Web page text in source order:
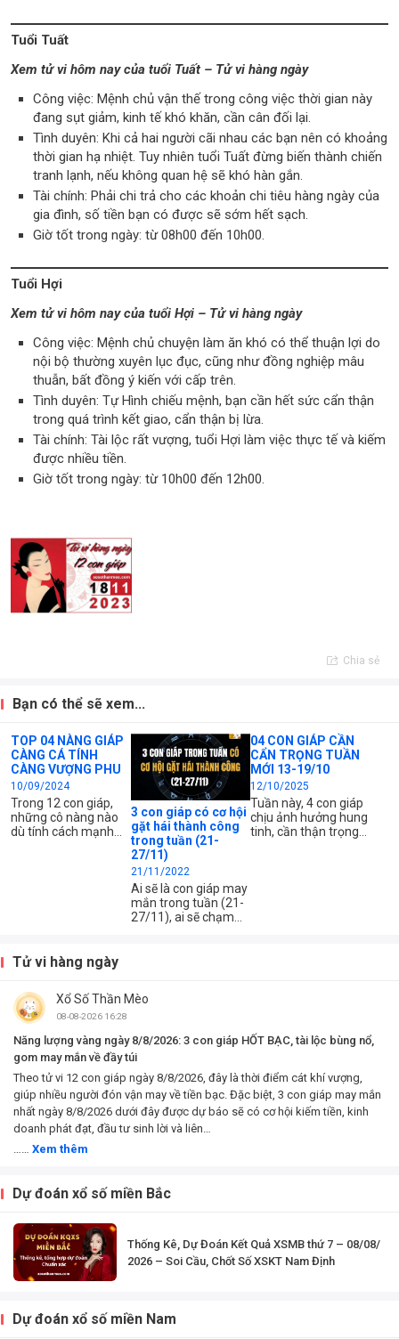
Tuổi Tuất
Xem tử vi hôm nay của tuổi Tuất – Tử vi hàng ngày
Công việc: Mệnh chủ vận thế trong công việc thời gian này
đang sụt giảm, kinh tế khó khăn, cần cân đối lại.
Tình duyên: Khi cả hai người cãi nhau các bạn nên có khoảng
thời gian hạ nhiệt. Tuy nhiên tuổi Tuất đừng biến thành chiến
tranh lạnh, nếu không quan hệ sẽ khó hàn gắn.
Tài chính: Phải chi trả cho các khoản chi tiêu hàng ngày của
gia đình, số tiền bạn có được sẽ sớm hết sạch.
Giờ tốt trong ngày: từ 08h00 đến 10h00.
Tuổi Hợi
Xem tử vi hôm nay của tuổi Hợi – Tử vi hàng ngày
Công việc: Mệnh chủ chuyện làm ăn khó có thể thuận lợi do
nội bộ thường xuyên lục đục, cũng như đồng nghiệp mâu
thuẫn, bất đồng ý kiến với cấp trên.
Tình duyên: Tự Hình chiếu mệnh, bạn cần hết sức cẩn thận
trong quá trình kết giao, cẩn thận bị lừa.
Tài chính: Tài lộc rất vượng, tuổi Hợi làm việc thực tế và kiếm
được nhiều tiền.
Giờ tốt trong ngày: từ 10h00 đến 12h00.
Chia sẻ
Bạn có thể sẽ xem...
TOP 04 NÀNG GIÁP
CÀNG CÁ TÍNH
CÀNG VƯỢNG PHU
10/09/2024
Trong 12 con giáp,
những cô nàng nào
dù tính cách mạnh
3 con giáp có cơ hội
gặt hái thành công
trong tuần (21-
27/11)
21/11/2022
Ai sẽ là con giáp may
mắn trong tuần (21-
27/11), ai sẽ chạm
04 CON GIÁP CẦN
CẨN TRỌNG TUẦN
MỚI 13-19/10
12/10/2025
Tuần này, 4 con giáp
chịu ảnh hưởng hung
tinh, cần thận trọng
Tử vi hàng ngày
Xổ Số Thần Mèo
08-08-2026 16:28
Năng lượng vàng ngày 8/8/2026: 3 con giáp HỐT BẠC, tài lộc bùng nổ,
gom may mắn về đầy túi
Theo tử vi 12 con giáp ngày 8/8/2026, đây là thời điểm cát khí vượng,
giúp nhiều người đón vận may về tiền bạc. Đặc biệt, 3 con giáp may mắn
nhất ngày 8/8/2026 dưới đây được dự báo sẽ có cơ hội kiếm tiền, kinh
doanh phát đạt, đầu tư sinh lời và liên…
…… Xem thêm
Dự đoán xổ số miền Bắc
Thống Kê, Dự Đoán Kết Quả XSMB thứ 7 – 08/08/
2026 – Soi Cầu, Chốt Số XSKT Nam Định
Dự đoán xổ số miền Nam